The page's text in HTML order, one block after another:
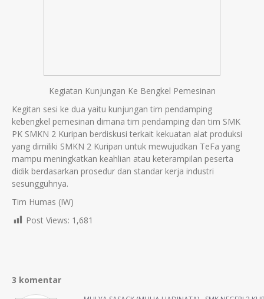
Kegiatan Kunjungan Ke Bengkel Pemesinan
Kegitan sesi ke dua yaitu kunjungan tim pendamping
kebengkel pemesinan dimana tim pendamping dan tim SMK
PK SMKN 2 Kuripan berdiskusi terkait kekuatan alat produksi
yang dimiliki SMKN 2 Kuripan untuk mewujudkan TeFa yang
mampu meningkatkan keahlian atau keterampilan peserta
didik berdasarkan prosedur dan standar kerja industri
sesungguhnya.
Tim Humas (IW)
Post Views: 1,681
3 komentar